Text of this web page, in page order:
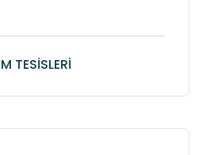
TESİSLERİ